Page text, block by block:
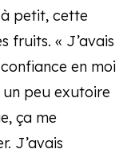
petit, cette
fruits. « J’avais
en moi
peu exutoire
ça me
J’avais